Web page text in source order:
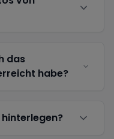
das
habe?